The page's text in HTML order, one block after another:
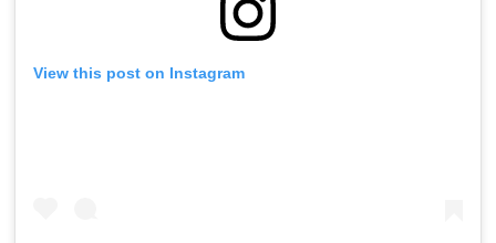
View this post on Instagram